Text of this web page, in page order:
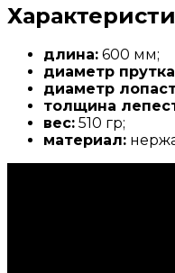
длина: 600 мм;
диаметр
диаметр
толщина
вес: 510 гр;
материал: